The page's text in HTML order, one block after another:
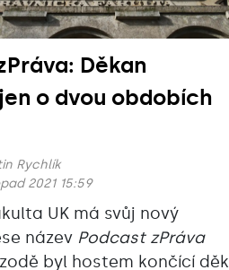
Děkan
o dvou obdobích
Rychlík
2021 15:59
UK má svůj nový
název Podcast zPráva
byl hostem končící